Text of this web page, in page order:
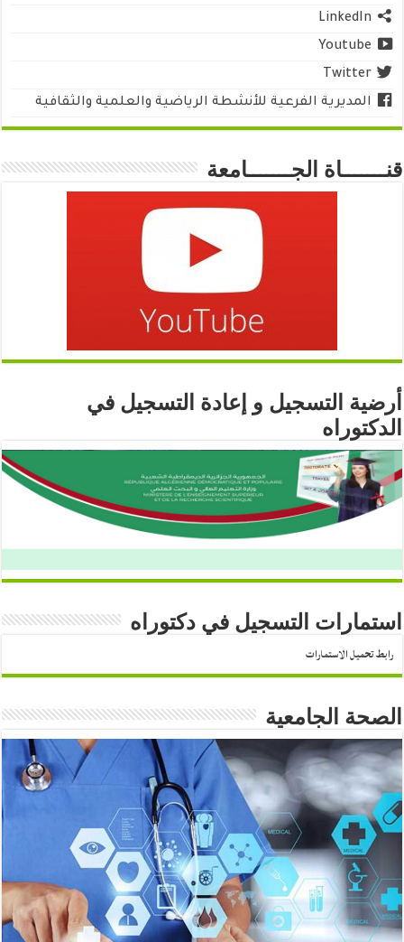
LinkedIn
Youtube
Twitter
المديرية الفرعية للأنشطة الرياضية والعلمية والثقافية
قنـــــــاة الجـــــــامعة
أرضية التسجيل و إعادة التسجيل في
الدكتوراه
استمارات التسجيل في دكتوراه
رابط تحميل الاستمارات
الصحة الجامعية